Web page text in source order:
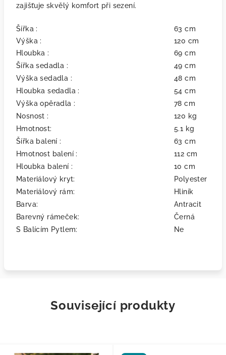
zajišťuje skvělý komfort při sezení.
Šířka :
63 cm
Výška :
120 cm
Hloubka :
69 cm
Šířka sedadla :
49 cm
Výška sedadla :
48 cm
Hloubka sedadla :
54 cm
Výška opěradla :
78 cm
Nosnost :
120 kg
Hmotnost:
5.1 kg
Šířka balení :
63 cm
Hmotnost balení :
112 cm
Hloubka balení :
10 cm
Materiálový kryt:
Polyester
Materiálový rám:
Hliník
Barva:
Antracit
Barevný rámeček:
Černá
S Balícím Pytlem:
Ne
Související produkty